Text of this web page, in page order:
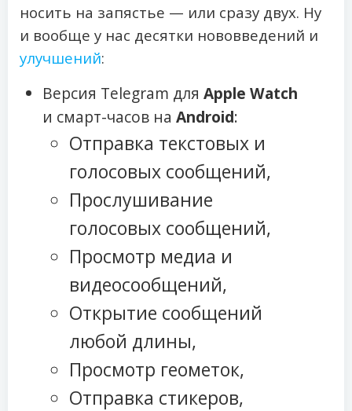
носить на запястье — или сразу двух. Ну
и вообще у нас десятки нововведений и
улучшений:
Версия Telegram для Apple Watch
и смарт-часов на Android:
Отправка текстовых и
голосовых сообщений,
Прослушивание
голосовых сообщений,
Просмотр медиа и
видеосообщений,
Открытие сообщений
любой длины,
Просмотр геометок,
Отправка стикеров,